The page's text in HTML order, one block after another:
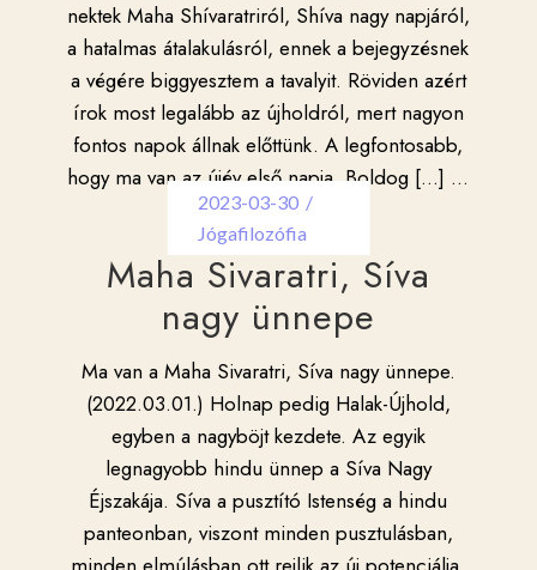
nektek Maha Shívaratriról, Shíva nagy napjáról,
a hatalmas átalakulásról, ennek a bejegyzésnek
a végére biggyesztem a tavalyit. Röviden azért
írok most legalább az újholdról, mert nagyon
fontos napok állnak előttünk. A legfontosabb,
hogy ma van az újév első napja. Boldog […] ...
2023-03-30
Jógafilozófia
Maha Sivaratri, Síva
nagy ünnepe
Ma van a Maha Sivaratri, Síva nagy ünnepe.
(2022.03.01.) Holnap pedig Halak-Újhold,
egyben a nagyböjt kezdete. Az egyik
legnagyobb hindu ünnep a Síva Nagy
Éjszakája. Síva a pusztító Istenség a hindu
panteonban, viszont minden pusztulásban,